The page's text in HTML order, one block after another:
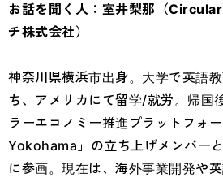
お話を聞く人：室井梨那（
チ株式会社）
神奈川県横浜市出身。大学で英語
ち、アメリカにて留学/就労。帰国
ラーエコノミー推進プラットフォ
Yokohama」の立ち上げメンバー
に参画。現在は、海外事業開発や英